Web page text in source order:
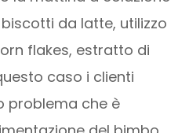
da latte, utilizzo
flakes, estratto di
caso i clienti
problema che è